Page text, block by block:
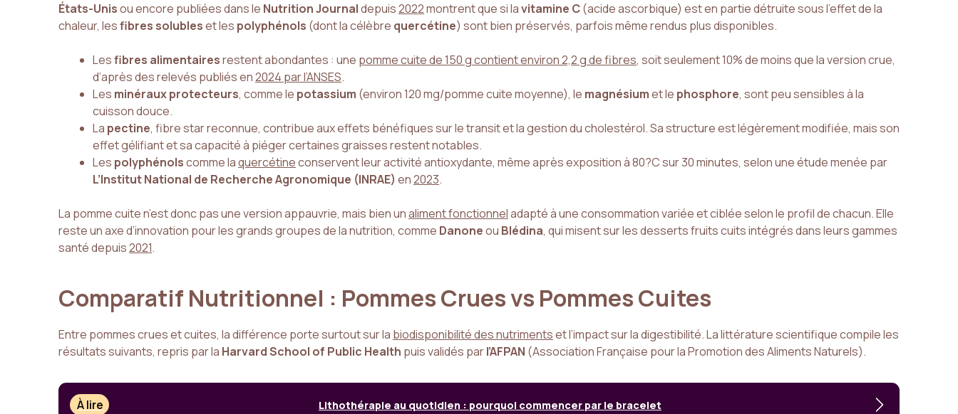
États-Unisou encore publiées dans le Nutrition Journaldepuis2022montrent que si lavitamine C(acide ascorbique) est en partie détruite sous l’effet de la
chaleur, lesfibres solubleset les polyphénols (dont la célèbre quercétine) sont bien préservés, parfois même rendus plus disponibles.
Lesfibres alimentairesrestent abondantes : une pomme cuite de 150 g contient environ 2,2 g de fibres, soit seulement 10% de moins que la version crue,
d’après des relevés publiés en2024 par l’ANSES.
Les minéraux protecteurs, comme le potassium (environ 120 mg/pomme cuite moyenne), le magnésiumet le phosphore, sont peu sensibles à la
cuisson douce.
La pectine, fibre star reconnue, contribue aux effets bénéfiques sur le transit et la gestion du cholestérol. Sa structure est légèrement modifiée, mais son
effet gélifiant et sa capacité à piéger certaines graisses restent notables.
Les polyphénolscomme laquercétineconservent leur activité antioxydante, même après exposition à 80?C sur 30 minutes, selon une étude menée par
L’Institut National de Recherche Agronomique (INRAE) en2023.
La pomme cuite n’est donc pas une version appauvrie, mais bien unaliment fonctionneladapté à une consommation variée et ciblée selon le profil de chacun. Elle
reste un axe d’innovation pour les grands groupes de la nutrition, comme Danoneou Blédina, qui misent sur les desserts fruits cuits intégrés dans leurs gammes
santé depuis2021.
Comparatif Nutritionnel : Pommes Crues vs Pommes Cuites
Entre pommes crues et cuites, la différence porte surtout sur la biodisponibilité des nutrimentset l’impact sur la digestibilité. La littérature scientifique compile les
résultats suivants, repris par la Harvard School of Public Health puis validés parl’AFPAN (Association Française pour la Promotion des Aliments Naturels).
À lire Lithothérapie au quotidien : pourquoi commencer par le bracelet